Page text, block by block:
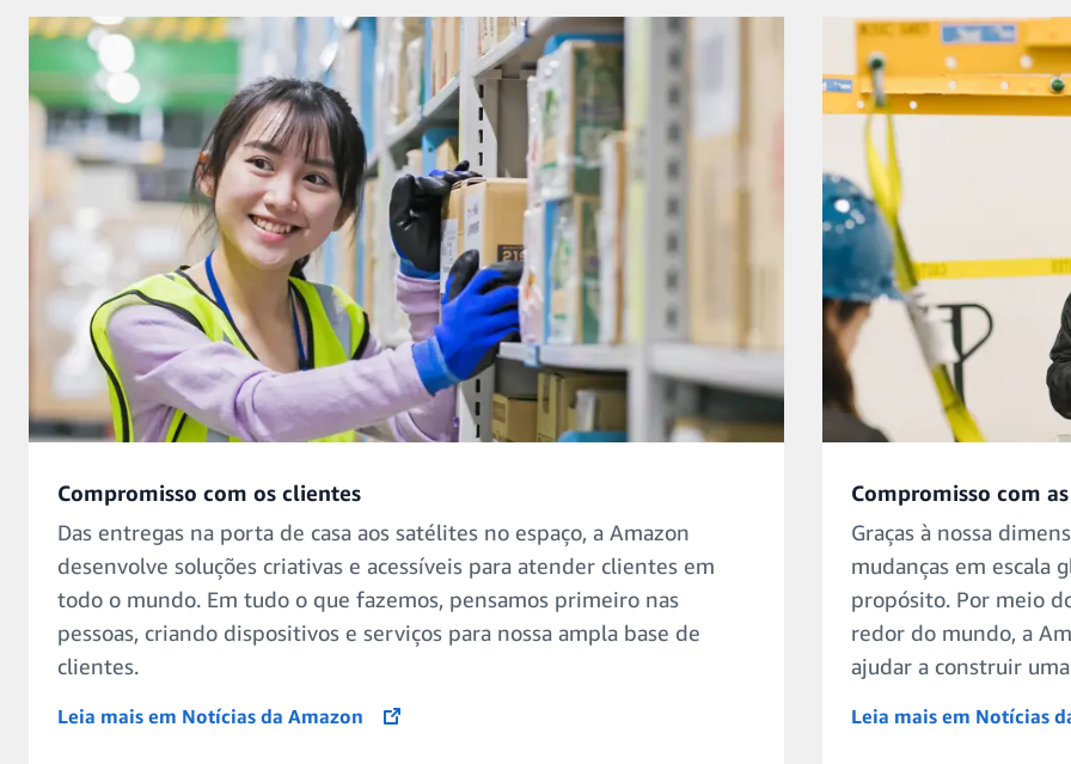
Compromisso com os clientes
Das entregas na porta de casa aos satélites no espaço, a Amazon
desenvolve soluções criativas e acessíveis para atender clientes em
todo o mundo. Em tudo o que fazemos, pensamos primeiro nas
pessoas, criando dispositivos e serviços para nossa ampla base de
clientes.
Leia mais em Notícias da Amazon
opens in a new tab
Compromisso com
Graças à nossa
mudanças em escala
propósito. Por meio
redor do mundo, a
ajudar a construir
Leia mais em Notícias
opens in a new tab